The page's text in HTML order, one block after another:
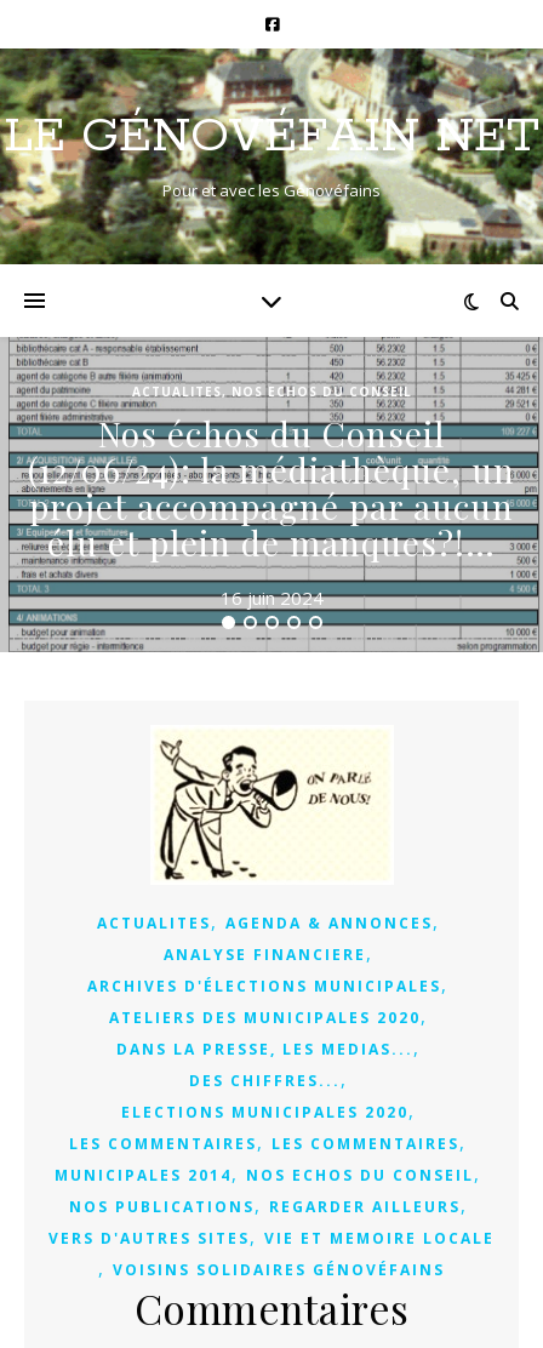
LE GÉNOVÉFAIN NET
Pour et avec les Génovéfains
ACTUALITES,NOS ECHOS DU CONSEIL
Nos échos du Conseil
(12/06/24): la médiathèque, un
projet accompagné par aucun
élu et plein de manques?!…
16 juin 2024
ACTUALITES, AGENDA & ANNONCES,
ANALYSE FINANCIERE ,
ARCHIVES D'ÉLECTIONS MUNICIPALES,
ATELIERS DES MUNICIPALES 2020,
DANS LA PRESSE, LES MEDIAS... ,
DES CHIFFRES... ,
ELECTIONS MUNICIPALES 2020,
LES COMMENTAIRES, LES COMMENTAIRES,
MUNICIPALES 2014, NOS ECHOS DU CONSEIL,
NOS PUBLICATIONS, REGARDER AILLEURS,
VERS D'AUTRES SITES, VIE ET MEMOIRE LOCALE
, VOISINS SOLIDAIRES GÉNOVÉFAINS
Commentaires